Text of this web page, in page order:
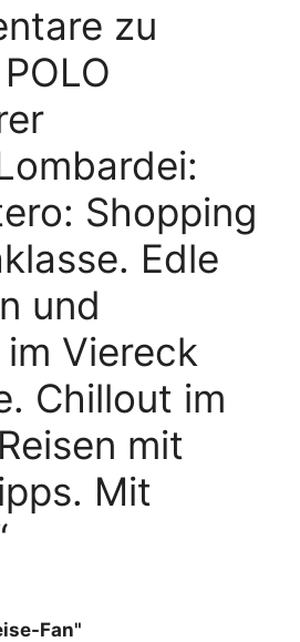
zu
Shopping
Edle
und
Viereck
Chillout im
mit
Mit
Fan"